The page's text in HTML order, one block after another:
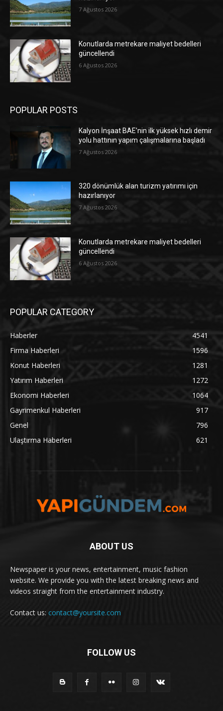
7 Ağustos 2026
Konutlarda metrekare maliyet bedelleri
güncellendi
6 Ağustos 2026
POPULAR POSTS
Kalyon İnşaat BAE’nin ilk yüksek hızlı demir
yolu hattının yapım çalışmalarına başladı
7 Ağustos 2026
320 dönümlük alan turizm yatırımı için
hazırlanıyor
7 Ağustos 2026
Konutlarda metrekare maliyet bedelleri
güncellendi
6 Ağustos 2026
POPULAR CATEGORY
Haberler
4541
Firma Haberleri
1596
Konut Haberleri
1281
Yatırım Haberleri
1272
Ekonomi Haberleri
1064
Gayrimenkul Haberleri
917
Genel
796
Ulaştırma Haberleri
621
ABOUT US
Newspaper is your news, entertainment, music fashion
website. We provide you with the latest breaking news and
videos straight from the entertainment industry.
Contact us: contact@yoursite.com
FOLLOW US